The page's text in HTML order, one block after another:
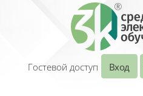
Перейти к основному содержанию
Гостевой доступ
Вход